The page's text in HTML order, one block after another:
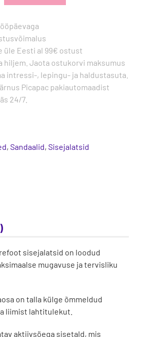
üle Eesti al 99€ ostust
hiljem. Jaota ostukorvi maksumus
intressi-, lepingu- ja haldustasuta.
Picapac pakiautomaadist
24/7.
, Sandaalid, Sisejalatsid
sisejalatsid on loodud
mugavuse ja tervisliku
on talla külge õmmeldud
liimist lahtitulekut.
aktiivsöega sisetald, mis